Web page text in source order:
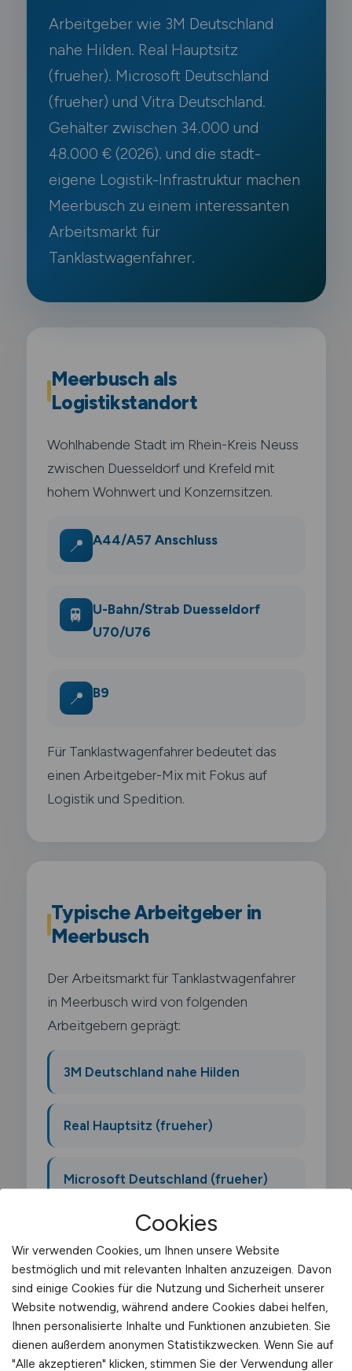
Arbeitgeber wie 3M Deutschland
nahe Hilden. Real Hauptsitz
(frueher). Microsoft Deutschland
(frueher) und Vitra Deutschland.
Gehälter zwischen 34.000 und
48.000 € (2026). und die stadt-
eigene Logistik-Infrastruktur machen
Meerbusch zu einem interessanten
Arbeitsmarkt für
Tanklastwagenfahrer.
Meerbusch als
Logistikstandort
Wohlhabende Stadt im Rhein-Kreis Neuss
zwischen Duesseldorf und Krefeld mit
hohem Wohnwert und Konzernsitzen.
📍 A44/A57 Anschluss
🚆
U-Bahn/Strab Duesseldorf
U70/U76
📍 B9
Für Tanklastwagenfahrer bedeutet das
einen Arbeitgeber-Mix mit Fokus auf
Logistik und Spedition.
Typische Arbeitgeber in
Meerbusch
Der Arbeitsmarkt für Tanklastwagenfahrer
in Meerbusch wird von folgenden
Arbeitgebern geprägt:
3M Deutschland nahe Hilden
Real Hauptsitz (frueher)
Microsoft Deutschland (frueher)
Vitra Deutschland
Was macht ein
Cookies
Wir verwenden Cookies, um Ihnen unsere Website
bestmöglich und mit relevanten Inhalten anzuzeigen. Davon
sind einige Cookies für die Nutzung und Sicherheit unserer
Website notwendig, während andere Cookies dabei helfen,
Ihnen personalisierte Inhalte und Funktionen anzubieten. Sie
dienen außerdem anonymen Statistikzwecken. Wenn Sie auf
"Alle akzeptieren" klicken, stimmen Sie der Verwendung aller